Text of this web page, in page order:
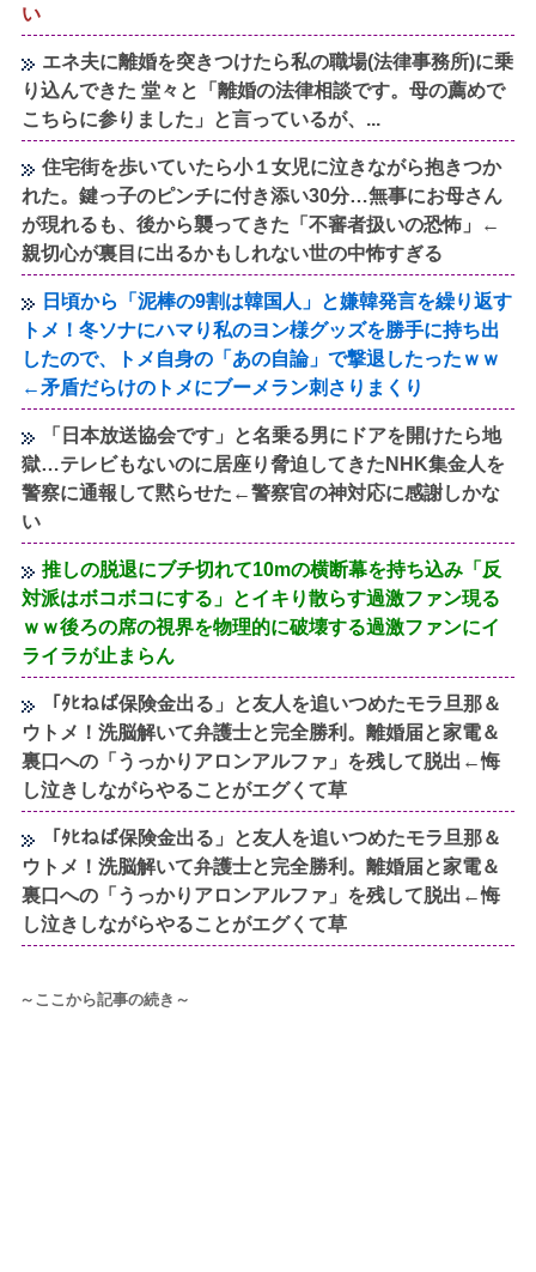
い
エネ夫に離婚を突きつけたら私の職場(法律事務所)に乗
り込んできた 堂々と「離婚の法律相談です。母の薦めで
こちらに参りました」と言っているが、...
住宅街を歩いていたら小１女児に泣きながら抱きつか
れた。鍵っ子のピンチに付き添い30分…無事にお母さん
が現れるも、後から襲ってきた「不審者扱いの恐怖」←
親切心が裏目に出るかもしれない世の中怖すぎる
日頃から「泥棒の9割は韓国人」と嫌韓発言を繰り返す
トメ！冬ソナにハマり私のヨン様グッズを勝手に持ち出
したので、トメ自身の「あの自論」で撃退したったｗｗ
←矛盾だらけのトメにブーメラン刺さりまくり
「日本放送協会です」と名乗る男にドアを開けたら地
獄…テレビもないのに居座り脅迫してきたNHK集金人を
警察に通報して黙らせた←警察官の神対応に感謝しかな
い
推しの脱退にブチ切れて10mの横断幕を持ち込み「反
対派はボコボコにする」とイキり散らす過激ファン現る
ｗｗ後ろの席の視界を物理的に破壊する過激ファンにイ
ライラが止まらん
「ﾀﾋねば保険金出る」と友人を追いつめたモラ旦那＆
ウトメ！洗脳解いて弁護士と完全勝利。離婚届と家電＆
裏口への「うっかりアロンアルファ」を残して脱出←悔
し泣きしながらやることがエグくて草
「ﾀﾋねば保険金出る」と友人を追いつめたモラ旦那＆
ウトメ！洗脳解いて弁護士と完全勝利。離婚届と家電＆
裏口への「うっかりアロンアルファ」を残して脱出←悔
し泣きしながらやることがエグくて草
～ここから記事の続き～